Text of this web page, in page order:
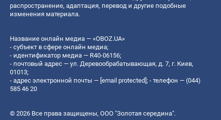
распространение, адаптация, перевод и другие подобные
изменения материала.
Название онлайн медиа — «OBOZ.UA»
- субъект в сфере онлайн медиа;
- идентификатор медиа — R40-06156;
- почтовый адрес — ул. Деревообрабатывающая, д. 7, г. Киев,
01013;
- адрес электронной почты — [email protected]; - телефон — (044)
585 46 20
© 2026 Все права защищены, ООО "Золотая середина".